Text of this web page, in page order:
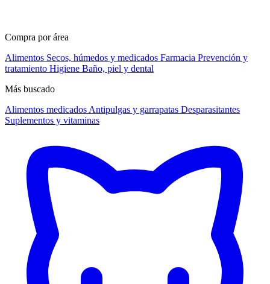
Compra por área
Alimentos Secos, húmedos y medicados Farmacia Prevención y
tratamiento Higiene Baño, piel y dental
Más buscado
Alimentos medicados Antipulgas y garrapatas Desparasitantes
Suplementos y vitaminas